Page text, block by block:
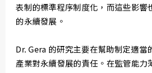
表制的標準程序制度化，而這些影響
的永續發展。
Dr. Gera 的研究主要在幫助制定適當
產業對永續發展的責任。在監管能力